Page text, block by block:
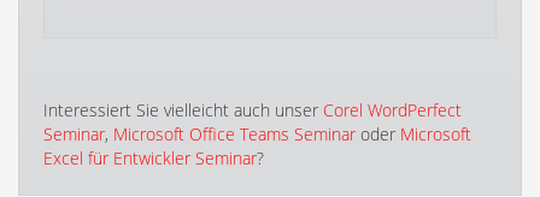
Interessiert Sie vielleicht auch unser Corel WordPerfect
Seminar, Microsoft Office Teams Seminar oder Microsoft
Excel für Entwickler Seminar?